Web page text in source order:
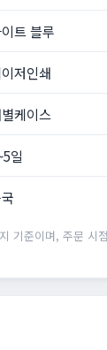
트 블루
저인쇄
케이스
일
기준이며, 주문 시